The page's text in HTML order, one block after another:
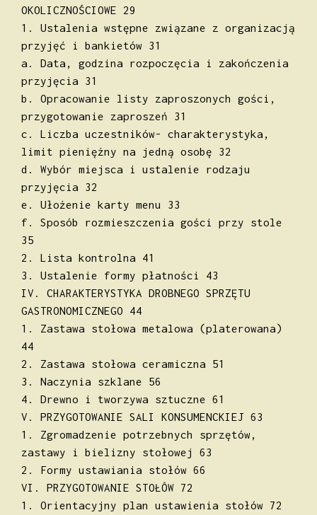
OKOLICZNOŚCIOWE 29
1. Ustalenia wstępne związane z organizacją
przyjęć i bankietów 31
a. Data, godzina rozpoczęcia i zakończenia
przyjęcia 31
b. Opracowanie listy zaproszonych gości,
przygotowanie zaproszeń 31
c. Liczba uczestników- charakterystyka,
limit pieniężny na jedną osobę 32
d. Wybór miejsca i ustalenie rodzaju
przyjęcia 32
e. Ułożenie karty menu 33
f. Sposób rozmieszczenia gości przy stole
35
2. Lista kontrolna 41
3. Ustalenie formy płatności 43
IV. CHARAKTERYSTYKA DROBNEGO SPRZĘTU
GASTRONOMICZNEGO 44
1. Zastawa stołowa metalowa (platerowana)
44
2. Zastawa stołowa ceramiczna 51
3. Naczynia szklane 56
4. Drewno i tworzywa sztuczne 61
V. PRZYGOTOWANIE SALI KONSUMENCKIEJ 63
1. Zgromadzenie potrzebnych sprzętów,
zastawy i bielizny stołowej 63
2. Formy ustawiania stołów 66
VI. PRZYGOTOWANIE STOŁÓW 72
1. Orientacyjny plan ustawienia stołów 72